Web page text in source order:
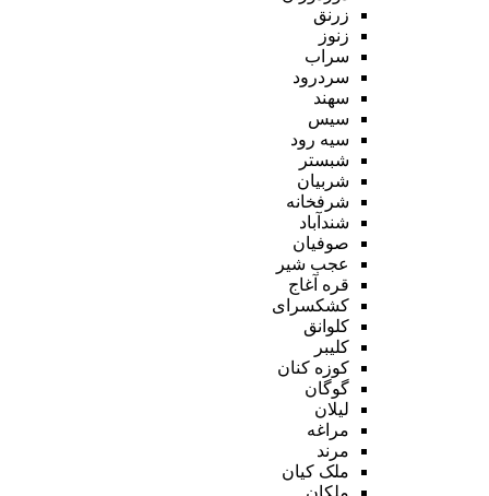
زرنق
زنوز
سراب
سردرود
سهند
سیس
سیه رود
شبستر
شربیان
شرفخانه
شندآباد
صوفیان
عجب شیر
قره آغاج
کشکسرای
کلوانق
کلیبر
کوزه کنان
گوگان
لیلان
مراغه
مرند
ملک کیان
ملکان